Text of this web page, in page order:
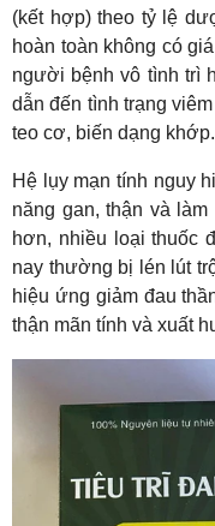
(kết hợp) theo tỷ lệ
hoàn toàn không có
người bệnh vô tình trì
dẫn đến tình trạng
teo cơ, biến dạng khớp.
Hệ lụy mạn tính nguy
năng gan, thận và
hơn, nhiều loại thuốc
nay thường bị lén lút
hiệu ứng giảm đau
thận mãn tính và xuất